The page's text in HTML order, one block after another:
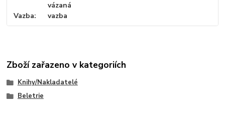
Vazba
vázaná
vazba
Zboží zařazeno v kategoriích
Knihy/Nakladatelé
Beletrie